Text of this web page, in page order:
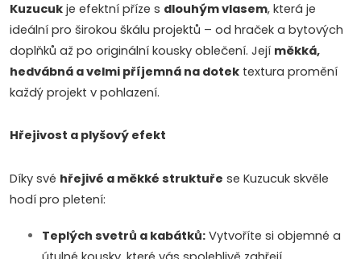
á
d
a
í
p
r
Kuzucuk je efektní příze s dlouhým vlasem, která je
ideální pro širokou škálu projektů – od hraček a bytových
doplňků až po originální kousky oblečení. Její měkká,
hedvábná a velmi příjemná na dotek textura promění
každý projekt v pohlazení.
Hřejivost a plyšový efekt
Díky své hřejivé a měkké struktuře se Kuzucuk skvěle
hodí pro pletení:
Teplých svetrů a kabátků: Vytvoříte si objemné a